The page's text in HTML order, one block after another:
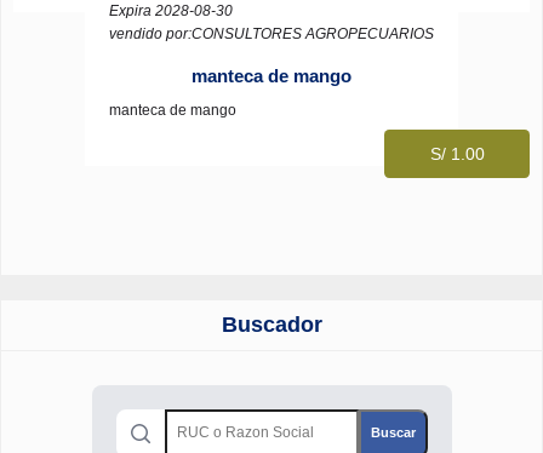
Expira 2028-08-30
vendido por:CONSULTORES AGROPECUARIOS
manteca de mango
manteca de mango
S/ 1.00
Buscador